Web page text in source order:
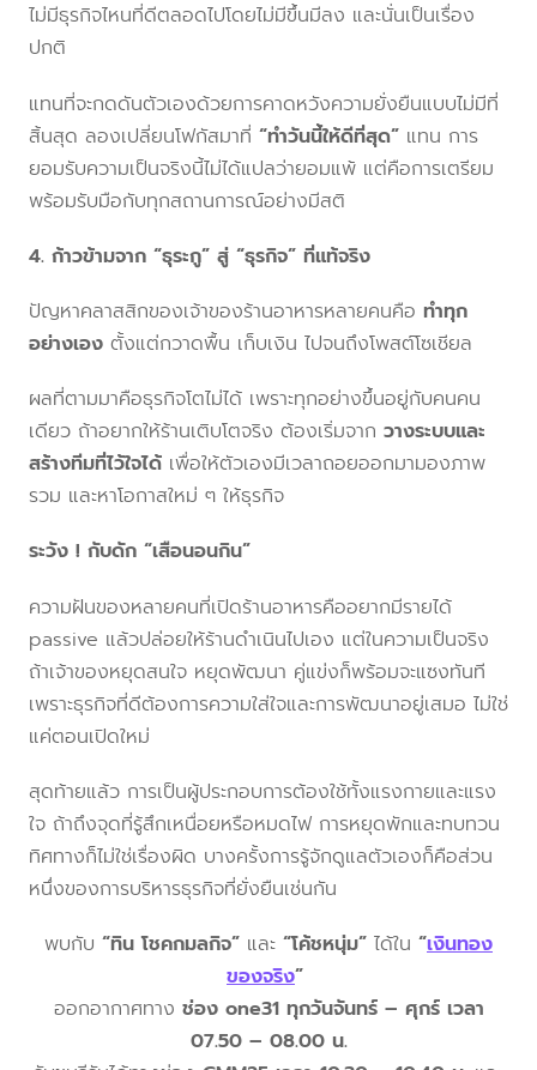
ไม่มีธุรกิจไหนที่ดีตลอดไปโดยไม่มีขึ้นมีลง และนั่นเป็นเรื่อง
ปกติ
แทนที่จะกดดันตัวเองด้วยการคาดหวังความยั่งยืนแบบไม่มีที่
สิ้นสุด ลองเปลี่ยนโฟกัสมาที่ “ทำวันนี้ให้ดีที่สุด” แทน การ
ยอมรับความเป็นจริงนี้ไม่ได้แปลว่ายอมแพ้ แต่คือการเตรียม
พร้อมรับมือกับทุกสถานการณ์อย่างมีสติ
4. ก้าวข้ามจาก “ธุระกู” สู่ “ธุรกิจ” ที่แท้จริง
ปัญหาคลาสสิกของเจ้าของร้านอาหารหลายคนคือ ทำทุก
อย่างเอง ตั้งแต่กวาดพื้น เก็บเงิน ไปจนถึงโพสต์โซเชียล
ผลที่ตามมาคือธุรกิจโตไม่ได้ เพราะทุกอย่างขึ้นอยู่กับคนคน
เดียว ถ้าอยากให้ร้านเติบโตจริง ต้องเริ่มจาก วางระบบและ
สร้างทีมที่ไว้ใจได้ เพื่อให้ตัวเองมีเวลาถอยออกมามองภาพ
รวม และหาโอกาสใหม่ ๆ ให้ธุรกิจ
ระวัง ! กับดัก “เสือนอนกิน”
ความฝันของหลายคนที่เปิดร้านอาหารคืออยากมีรายได้
passive แล้วปล่อยให้ร้านดำเนินไปเอง แต่ในความเป็นจริง
ถ้าเจ้าของหยุดสนใจ หยุดพัฒนา คู่แข่งก็พร้อมจะแซงทันที
เพราะธุรกิจที่ดีต้องการความใส่ใจและการพัฒนาอยู่เสมอ ไม่ใช่
แค่ตอนเปิดใหม่
สุดท้ายแล้ว การเป็นผู้ประกอบการต้องใช้ทั้งแรงกายและแรง
ใจ ถ้าถึงจุดที่รู้สึกเหนื่อยหรือหมดไฟ การหยุดพักและทบทวน
ทิศทางก็ไม่ใช่เรื่องผิด บางครั้งการรู้จักดูแลตัวเองก็คือส่วน
หนึ่งของการบริหารธุรกิจที่ยั่งยืนเช่นกัน
พบกับ “ทิน โชคกมลกิจ” และ “โค้ชหนุ่ม” ได้ใน “เงินทอง
ของจริง”
ออกอากาศทาง ช่อง one31 ทุกวันจันทร์ – ศุกร์ เวลา
07.50 – 08.00 น.